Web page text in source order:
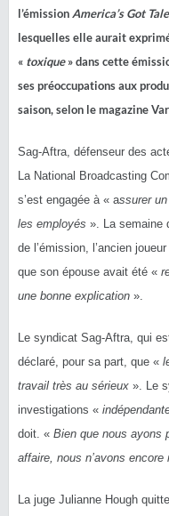
l’émission America’s Got
lesquelles elle aurait
« toxique» dans cette
ses préoccupations aux
saison, selon le magazine
Sag-Aftra, défenseur des
La National Broadcasting
s’est engagée à « assurer
les employés ». La semaine
de l’émission, l’ancien
que son épouse avait été «
une bonne explication ».
Le syndicat Sag-Aftra, qui
déclaré, pour sa part, que «
travail très au sérieux ». Le
investigations «
doit. « Bien que nous ayons
affaire, nous n’avons encore
La juge Julianne Hough